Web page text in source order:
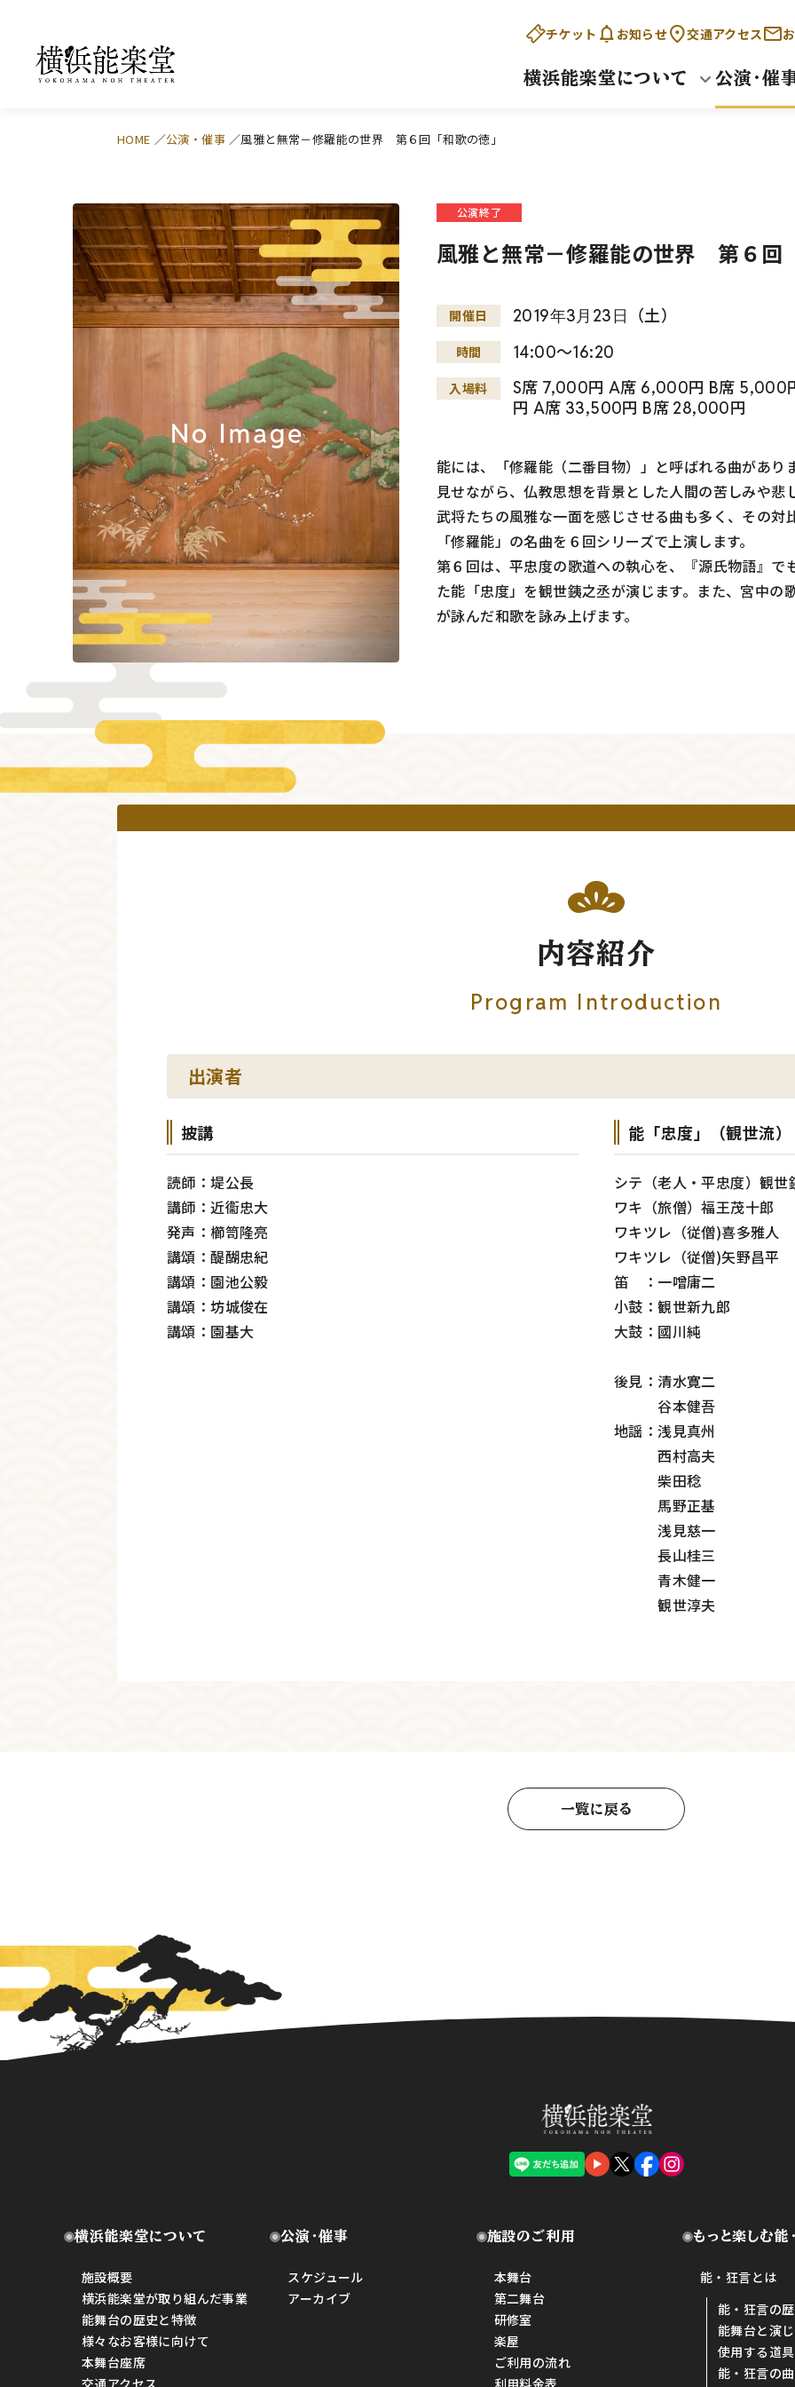
チケット お知らせ 交通アクセス
横浜能楽堂について 公演・催
HOME 公演・催事 風雅と無常－修羅能の世界 第６回「和歌の徳」
公演終了
風雅と無常－修羅能の世界 第６回
開催日 2019年3月 23日 （土）
時間 14:00～16:20
入場料
S席 7,000円 A席 6,000円 B席 5,000
円 A席 33,500円 B席 28,000円
能には、「修羅能（二番目物）」と呼ばれる曲があ
見せながら、仏教思想を背景とした人間の苦しみや
武将たちの風雅な一面を感じさせる曲も多く、その対
「修羅能」の名曲を６回シリーズで上演します。
第６回は、平忠度の歌道への執心を、『源氏物語』
た能「忠度」を観世銕之丞が演じます。また、宮中
が詠んだ和歌を詠み上げます。
内容紹介
Program Introduction
出演者
披講
読師：堤公長
講師：近衞忠大
発声：櫛笥隆亮
講頌：醍醐忠紀
講頌：園池公毅
講頌：坊城俊在
講頌：園基大
能「忠度」（観世流）
シテ（老人・平忠度）観世
ワキ（旅僧）福王茂十郎
ワキツレ（従僧)喜多雅人
ワキツレ（従僧)矢野昌平
笛 ：一噌庸二
小鼓：観世新九郎
大鼓：國川純
後見：清水寛二
谷本健吾
地謡：浅見真州
西村高夫
柴田稔
馬野正基
浅見慈一
長山桂三
青木健一
観世淳夫
一覧に戻る
横浜能楽堂について
施設概要
横浜能楽堂が取り組んだ事業
能舞台の歴史と特徴
様々なお客様に向けて
本舞台座席
公演・催事
スケジュール
アーカイブ
施設のご利用
本舞台
第二舞台
研修室
楽屋
ご利用の流れ
もっと楽しむ能
能・狂言とは
能・狂言の
能舞台と演
使用する道具
能・狂言の